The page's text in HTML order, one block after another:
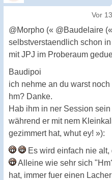
Vor
@Morpho (« @Baudelaire
selbstverstaendlich schon
mit JPJ im Proberaum
Baudipoi
ich nehme an du warst
hm? Danke.
Hab ihm in ner Session
während er mit nem
gezimmert hat, whut ey! »):
Es wird einfach nie
Alleine wie sehr sich
hat, immer fuer einen